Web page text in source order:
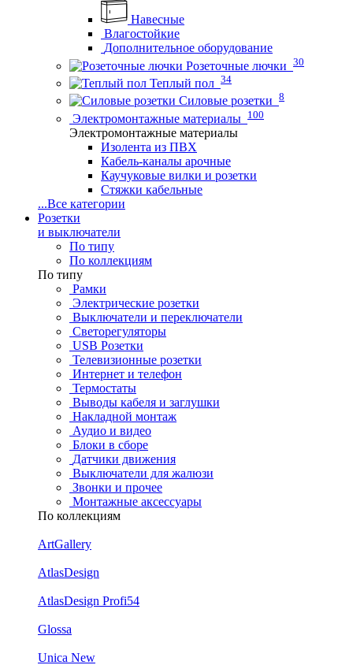
Навесные
Влагостойкие
Дополнительное оборудование
Розеточные лючки 30
Теплый пол 34
Силовые розетки 8
Электромонтажные материалы 100
Электромонтажные материалы
Изолента из ПВХ
Кабель-каналы арочные
Каучуковые вилки и розетки
Стяжки кабельные
...Все категории
Розетки
и выключатели
По типу
По коллекциям
По типу
Рамки
Электрические розетки
Выключатели и переключатели
Светорегуляторы
USB Розетки
Телевизионные розетки
Интернет и телефон
Термостаты
Выводы кабеля и заглушки
Накладной монтаж
Аудио и видео
Блоки в сборе
Датчики движения
Выключатели для жалюзи
Звонки и прочее
Монтажные аксессуары
По коллекциям
ArtGallery
AtlasDesign
AtlasDesign Profi54
Glossa
Unica New